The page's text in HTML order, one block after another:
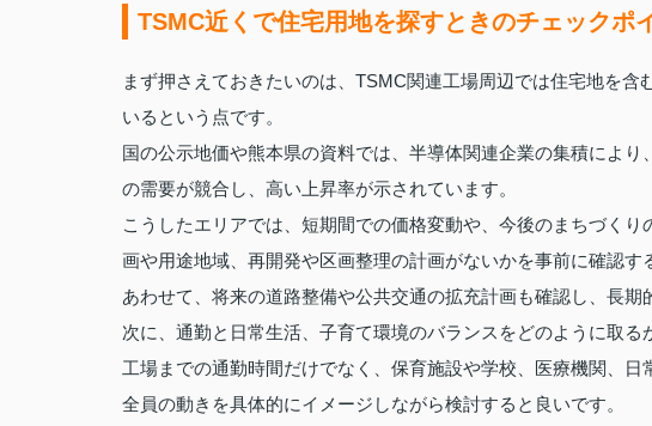
TSMC近くで住宅用地を探すときのチェックポ
まず押さえておきたいのは、TSMC関連工場周辺では住宅地を
いるという点です。
国の公示地価や熊本県の資料では、半導体関連企業の集積によ
の需要が競合し、高い上昇率が示されています。
こうしたエリアでは、短期間での価格変動や、今後のまちづく
画や用途地域、再開発や区画整理の計画がないかを事前に確認す
あわせて、将来の道路整備や公共交通の拡充計画も確認し、長期
次に、通勤と日常生活、子育て環境のバランスをどのように取る
工場までの通勤時間だけでなく、保育施設や学校、医療機関、
全員の動きを具体的にイメージしながら検討すると良いです。